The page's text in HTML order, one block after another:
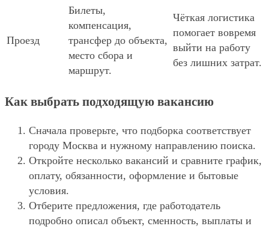
Проезд
Билеты,
компенсация,
трансфер до объекта,
место сбора и
маршрут.
Чёткая логистика
помогает вовремя
выйти на работу
без лишних затрат.
Как выбрать подходящую вакансию
Сначала проверьте, что подборка соответствует
городу Москва и нужному направлению поиска.
Откройте несколько вакансий и сравните график,
оплату, обязанности, оформление и бытовые
условия.
Отберите предложения, где работодатель
подробно описал объект, сменность, выплаты и